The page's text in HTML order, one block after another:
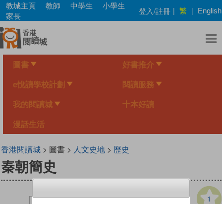
Skip
main
content
教城主頁 教師 中學生
小學生
家長
登入/註冊 | 繁 | English
圖書 好書推介
e悅讀學校計劃 閱讀服務
我的閱讀城 十本好讀
漫話生活
香港閱讀城> 圖書 > 人文史地> 歷史
秦朝簡史
1